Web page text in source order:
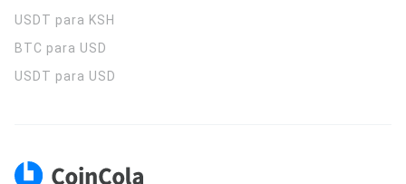
USDT para KSH
BTC para USD
USDT para USD